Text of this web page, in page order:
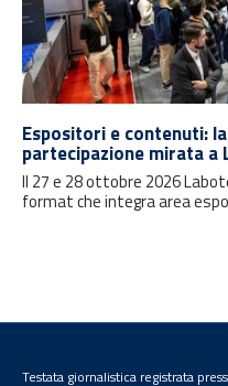
Espositori e contenuti:
partecipazione mirata a
Il 27 e 28 ottobre 2026
format che integra area
Testata giornalistica registrata